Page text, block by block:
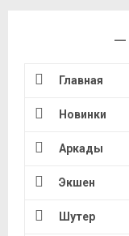
Главная
Новинки
Аркады
Экшен
Шутер